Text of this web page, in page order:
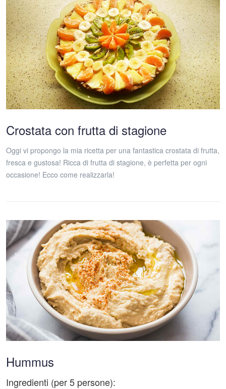
Crostata con frutta di stagione
Oggi vi propongo la mia ricetta per una fantastica crostata di frutta,
fresca e gustosa! Ricca di frutta di stagione, è perfetta per ogni
occasione! Ecco come realizzarla!
Hummus
Ingredienti (per 5 persone):